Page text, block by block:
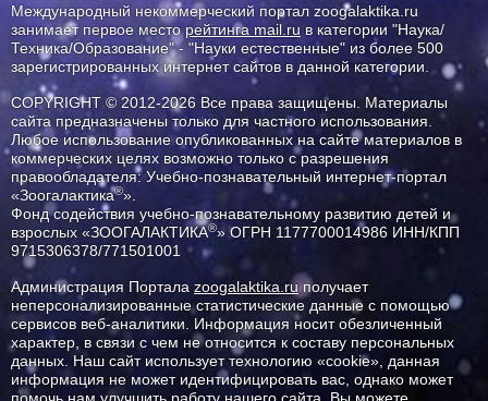
Международный некоммерческий портал zoogalaktika.ru
занимает первое месторейтинга mail.ru в категории "Наука/
Техника/Образование" - "Науки естественные" из более 500
зарегистрированных интернет сайтов в данной категории.
COPYRIGHT © 2012-2026 Все права защищены. Материалы
сайта предназначены только для частного использования.
Любое использование опубликованных на сайте материалов в
коммерческих целях возможно только с разрешения
правообладателя: Учебно-познавательный интернет-портал
«Зоогалактика®».
Фонд содействия учебно-познавательному развитию детей и
взрослых «ЗООГАЛАКТИКА®» ОГРН 1177700014986 ИНН/КПП
9715306378/771501001
Администрация Портала zoogalaktika.ruполучает
неперсонализированные статистические данные с помощью
сервисов веб-аналитики. Информация носит обезличенный
характер, в связи с чем не относится к составу персональных
данных. Наш сайт использует технологию «cookie», данная
информация не может идентифицировать вас, однако может